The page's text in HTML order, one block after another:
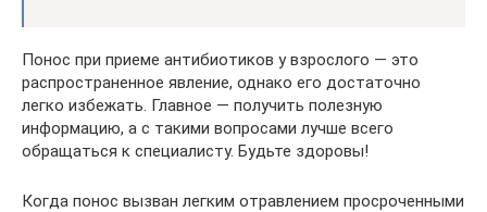
Понос при приеме антибиотиков у взрослого — это
распространенное явление, однако его достаточно
легко избежать. Главное — получить полезную
информацию, а с такими вопросами лучше всего
обращаться к специалисту. Будьте здоровы!
Когда понос вызван легким отравлением просроченными